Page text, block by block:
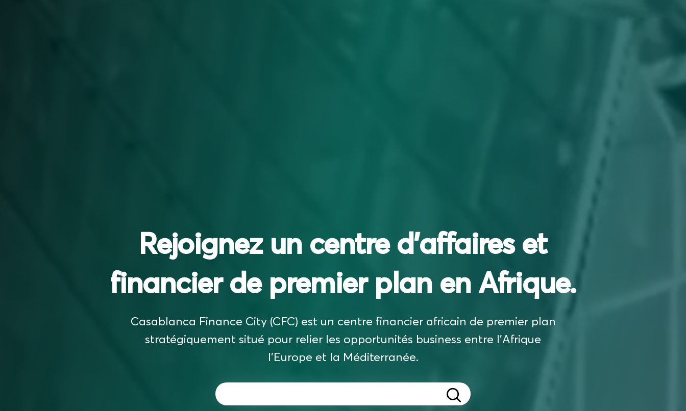
Rejoignez un centre d'affaires et
financier de premier plan en Afrique.
Casablanca Finance City (CFC) est un centre financier africain de premier plan
stratégiquement situé pour relier les opportunités business entre l'Afrique
l'Europe et la Méditerranée.